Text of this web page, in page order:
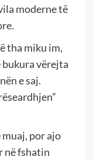
moderne të
tha miku im,
bukura vërejta
e saj.
por ajo
në fshatin